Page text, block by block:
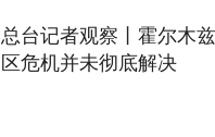
总台记者观察丨霍尔木
区危机并未彻底解决